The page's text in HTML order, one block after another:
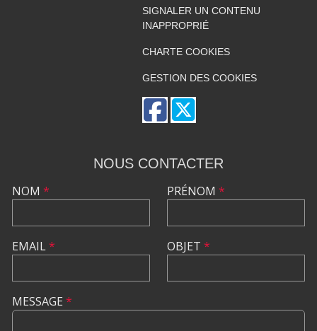
SIGNALER UN CONTENU
INAPPROPRIÉ
CHARTE COOKIES
GESTION DES COOKIES
NOUS CONTACTER
NOM *
EMAIL*
PRÉNOM *
OBJET *
MESSAGE *